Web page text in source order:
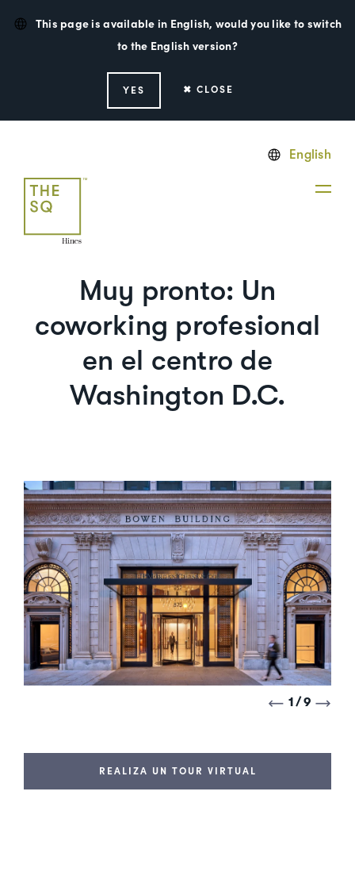
This page is available in English, would you like to switch
to the English version?
YES ✖ CLOSE
English
Muy pronto: Un
coworking profesional
en el centro de
Washington D.C.
REALIZA UN TOUR VIRTUAL
1/9